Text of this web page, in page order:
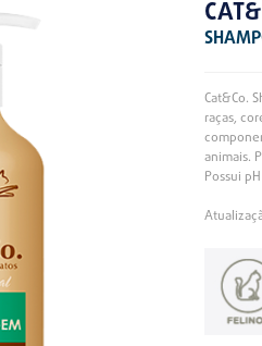
Cat&Co.
raças,
animais.
Possui